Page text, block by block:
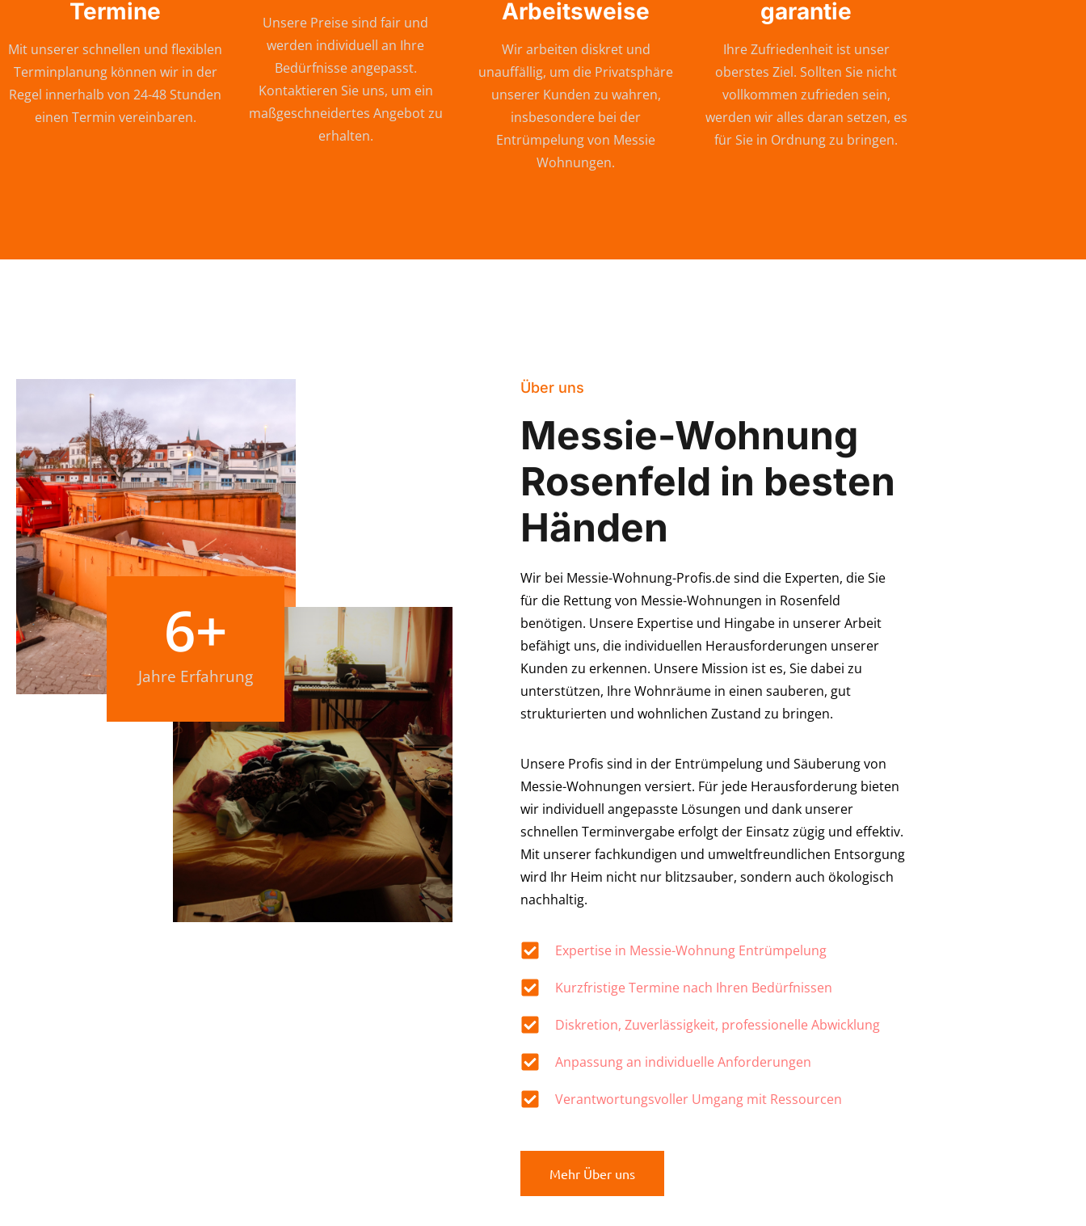
Termine
Mit unserer schnellen und flexiblen
Terminplanung können wir in der
Regel innerhalb von 24-48 Stunden
einen Termin vereinbaren.
Unsere Preise sind fair und
werden individuell an Ihre
Bedürfnisse angepasst.
Kontaktieren Sie uns, um ein
maßgeschneidertes Angebot zu
erhalten.
Arbeitsweise
Wir arbeiten diskret und
unauffällig, um die Privatsphäre
unserer Kunden zu wahren,
insbesondere bei der
Entrümpelung von Messie
Wohnungen.
garantie
Ihre Zufriedenheit ist unser
oberstes Ziel. Sollten Sie nicht
vollkommen zufrieden sein,
werden wir alles daran setzen, es
für Sie in Ordnung zu bringen.
Jahre Erfahrung
6+
Über uns
Messie-Wohnung
Rosenfeld in besten
Händen
Wir bei Messie-Wohnung-Profis.de sind die Experten, die Sie
für die Rettung von Messie-Wohnungen in Rosenfeld
benötigen. Unsere Expertise und Hingabe in unserer Arbeit
befähigt uns, die individuellen Herausforderungen unserer
Kunden zu erkennen. Unsere Mission ist es, Sie dabei zu
unterstützen, Ihre Wohnräume in einen sauberen, gut
strukturierten und wohnlichen Zustand zu bringen.
Unsere Profis sind in der Entrümpelung und Säuberung von
Messie-Wohnungen versiert. Für jede Herausforderung bieten
wir individuell angepasste Lösungen und dank unserer
schnellen Terminvergabe erfolgt der Einsatz zügig und effektiv.
Mit unserer fachkundigen und umweltfreundlichen Entsorgung
wird Ihr Heim nicht nur blitzsauber, sondern auch ökologisch
nachhaltig.
Expertise in Messie-Wohnung Entrümpelung
Kurzfristige Termine nach Ihren Bedürfnissen
Diskretion, Zuverlässigkeit, professionelle Abwicklung
Anpassung an individuelle Anforderungen
Verantwortungsvoller Umgang mit Ressourcen
Mehr Über uns